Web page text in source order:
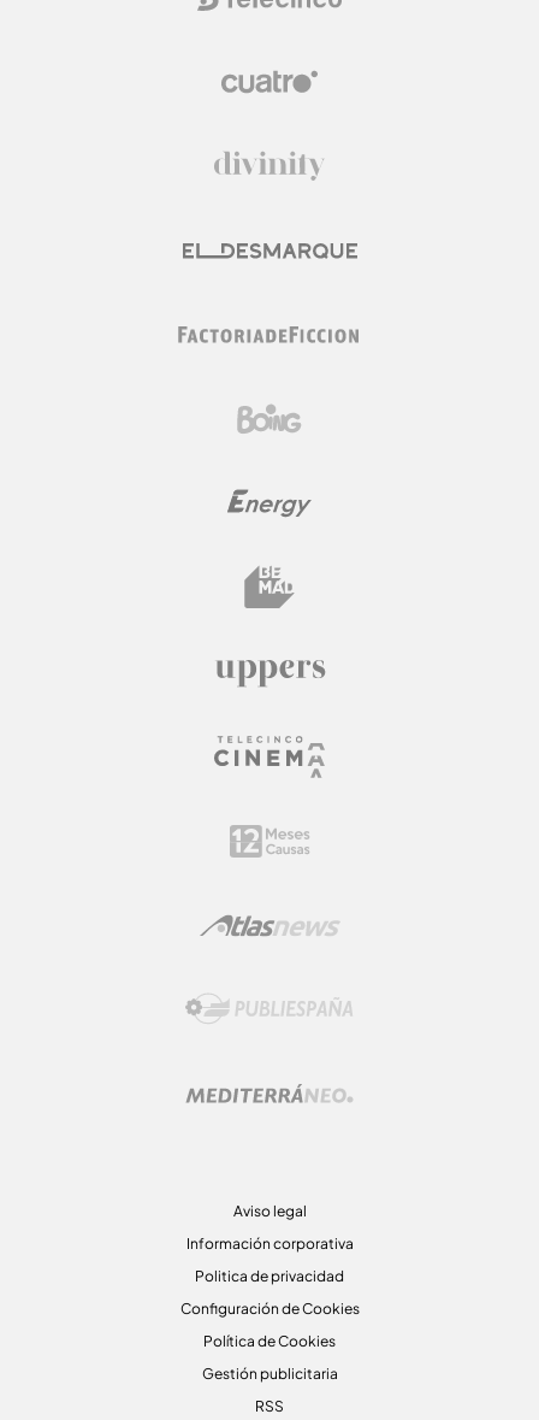
Aviso legal
Información corporativa
Politica de privacidad
Configuración de Cookies
Política de Cookies
Gestión publicitaria
RSS